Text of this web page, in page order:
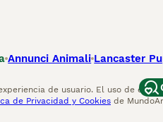
Annunci Animali Lancaster
de usuario. El uso de este
de Privacidad y Cookies de